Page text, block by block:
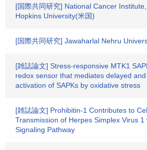
[国際共同研究] National Cancer
Hopkins University(米国)
[国際共同研究] Jawaharlal Nehru
[雑誌論文] Stress-responsive MTK1
redox sensor that mediates delayed
activation of SAPKs by oxidative stress
[雑誌論文] Prohibitin-1 Contributes to
Transmission of Herpes Simplex Virus 1
Signaling Pathway